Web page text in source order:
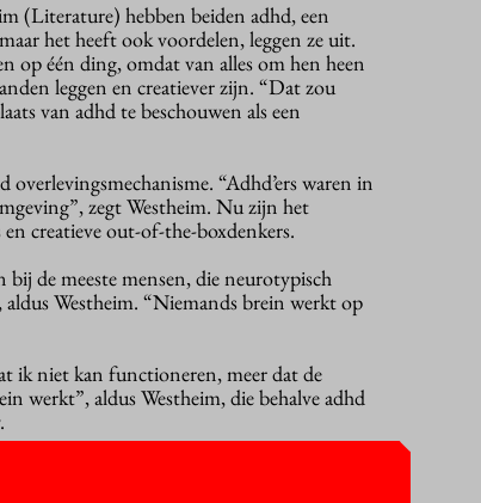
(Literature) hebben beiden adhd, een
het heeft ook voordelen, leggen ze uit.
op één ding, omdat van alles om hen heen
leggen en creatiever zijn. “Dat zou
van adhd te beschouwen als een
“Adhd’ers waren in
zegt Westheim. Nu zijn het
creatieve out-of-the-boxdenkers.
bij de meeste mensen, die neurotypisch
Westheim. “Niemands brein werkt op
ik niet kan functioneren, meer dat de
werkt”, aldus Westheim, die behalve adhd
filmen van colleges. Daar is de VU jaren